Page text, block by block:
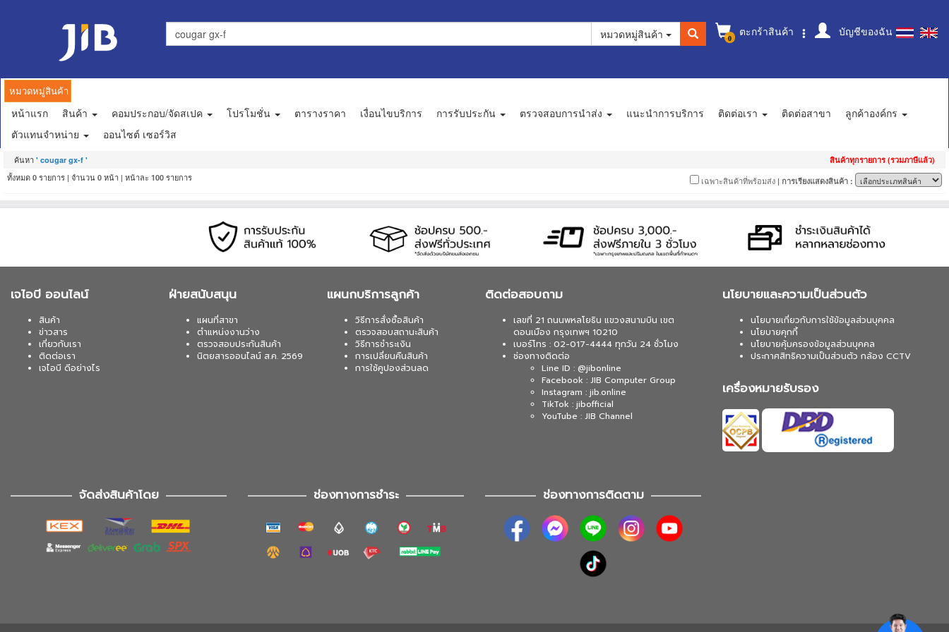
0 ตะกร้าสินค้า บัญชีของฉัน
หมวดหมู่สินค้า
หมวดหมู่สินค้า
หน้าแรก สินค้า คอมประกอบ/จัดสเปค โปรโมชั่น ตารางราคา เงื่อนไขบริการ การรับประกัน ตรวจสอบการนำส่ง แนะนำการบริการ ติดต่อเรา ติดต่อสาขา
ลูกค้าองค์กร
ตัวแทนจำหน่าย
ออนไซต์ เซอร์วิส
ค้นหา ' cougar gx-f ' สินค้าทุกรายการ (รวมภาษีแล้ว)
ทั้งหมด 0 รายการ | จำนวน 0 หน้า | หน้าละ 100 รายการ เฉพาะสินค้าที่พร้อมส่ง | การเรียงแสดงสินค้า :
เจไอบี ออนไลน์
สินค้า
ข่าวสาร
เกี่ยวกับเรา
ติดต่อเรา
เจไอบี ดีอย่างไร
ฝ่ายสนับสนุน
แผนที่สาขา
ตำแหน่งงานว่าง
ตรวจสอบประกันสินค้า
นิตยสารออนไลน์ ส.ค. 2569
แผนกบริการลูกค้า
วิธีการสั่งซื้อสินค้า
ตรวจสอบสถานะสินค้า
วิธีการชำระเงิน
การเปลี่ยนคืนสินค้า
การใช้คูปองส่วนลด
ติดต่อสอบถาม
เลขที่ 21 ถนนพหลโยธิน แขวงสนามบิน เขต
ดอนเมือง กรุงเทพฯ 10210
เบอร์โทร : 02-017-4444 ทุกวัน 24 ชั่วโมง
ช่องทางติดต่อ
Line ID : @jibonline
Facebook : JIB Computer Group
Instagram : jib.online
TikTok : jibofficial
YouTube : JIB Channel
นโยบายและความเป็นส่วนตัว
นโยบายเกี่ยวกับการใช้ข้อมูลส่วนบุคคล
นโยบายคุกกี้
นโยบายคุ้มครองข้อมูลส่วนบุคคล
ประกาศสิทธิความเป็นส่วนตัว กล้อง CCTV
เครื่องหมายรับรอง
จัดส่งสินค้าโดย ช่องทางการชำระ ช่องทางการติดตาม